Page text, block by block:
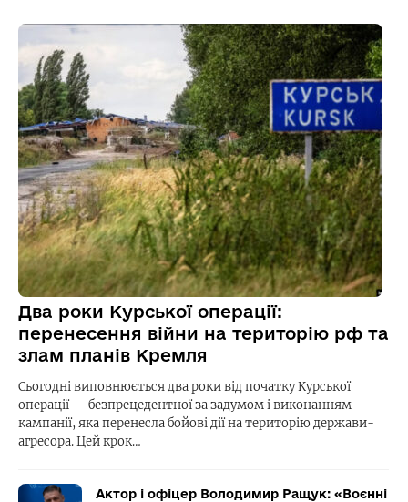
Два роки Курської операції:
перенесення війни на територію рф та
злам планів Кремля
Сьогодні виповнюється два роки від початку Курської
операції — безпрецедентної за задумом і виконанням
кампанії, яка перенесла бойові дії на територію держави-
агресора. Цей крок…
Актор і офіцер Володимир Ращук: «Воєнні